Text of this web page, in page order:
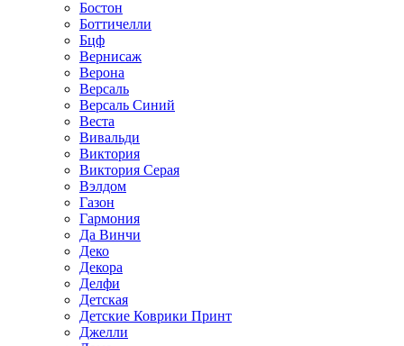
Бостон
Боттичелли
Бцф
Вернисаж
Верона
Версаль
Версаль Синий
Веста
Вивальди
Виктория
Виктория Серая
Вэлдом
Газон
Гармония
Да Винчи
Деко
Декора
Делфи
Детская
Детские Коврики Принт
Джелли